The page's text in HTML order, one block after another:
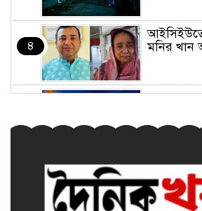
৪
মনির খান
ভারত
৬ জেলায়
নৌবন্দরে